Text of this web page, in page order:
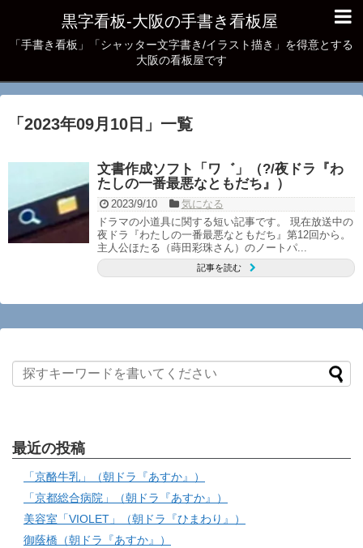
黒字看板‐大阪の手書き看板屋
「手書き看板」「シャッター文字書き/イラスト描き」を得意とする
大阪の看板屋です
「 2023年09月10日 」 一覧
文書作成ソフト「ワ゛」（?/夜ドラ『わ
たしの一番最悪なともだち』）
2023/9/10
気になる
ドラマの小道具に関する短い記事です。 現在放送中の
夜ドラ『わたしの一番最悪なともだち』第12回から。
主人公ほたる（蒔田彩珠さん）のノートパ...
記事を読む
最近の投稿
「京酪牛乳」（朝ドラ『あすか』）
「京都総合病院」（朝ドラ『あすか』）
美容室「VIOLET」（朝ドラ『ひまわり』）
御蔭橋（朝ドラ『あすか』）